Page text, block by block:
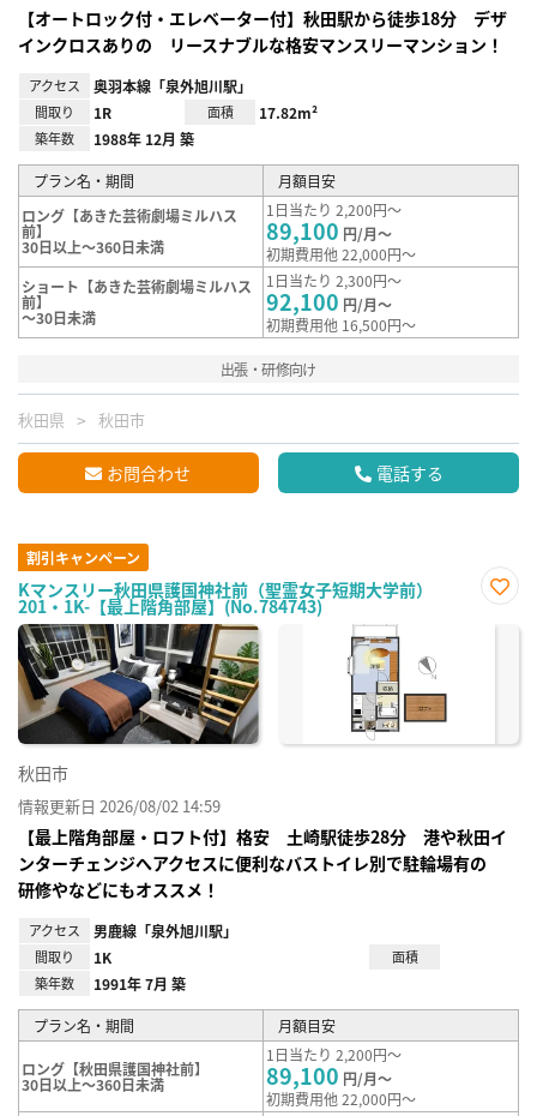
【オートロック付・エレベーター付】秋田駅から徒歩18分 デザ
インクロスありの リースナブルな格安マンスリーマンション！
アクセス 奥羽本線「泉外旭川駅」
間取り 1R 面積 17.82m²
築年数 1988年 12月 築
プラン名・期間
月額目安
ロング【あきた芸術劇場ミルハス
前】
30日以上～360日未満
1日当たり 2,200円～
89,100 円/月～
初期費用他 22,000円～
ショート【あきた芸術劇場ミルハス
前】
～30日未満
1日当たり 2,300円～
92,100 円/月～
初期費用他 16,500円～
出張・研修向け
秋田県 秋田市
お問合わせ 電話する
割引キャンペーン
Kマンスリー秋田県護国神社前（聖霊女子短期大学前）
201・1K-【最上階角部屋】(No.784743)
に入
秋田市
情報更新日 2026/08/02 14:59
【最上階角部屋・ロフト付】格安 土崎駅徒歩28分 港や秋田イ
ンターチェンジへアクセスに便利なバストイレ別で駐輪場有の
研修やなどにもオススメ！
アクセス 男鹿線「泉外旭川駅」
間取り 1K
面積
築年数
1991年 7月 築
プラン名・期間 月額目安
ロング【秋田県護国神社前】
30日以上～360日未満
1日当たり 2,200円～
89,100 円/月～
初期費用他 22,000円～